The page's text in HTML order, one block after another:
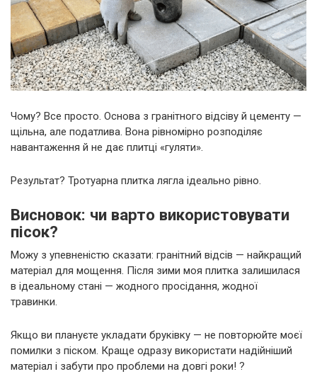
Чому? Все просто. Основа з гранітного відсіву й цементу —
щільна, але податлива. Вона рівномірно розподіляє
навантаження й не дає плитці «гуляти».
Результат? Тротуарна плитка лягла ідеально рівно.
Висновок: чи варто використовувати
пісок?
Можу з упевненістю сказати: гранітний відсів — найкращий
матеріал для мощення. Після зими моя плитка залишилася
в ідеальному стані — жодного просідання, жодної
травинки.
Якщо ви плануєте укладати бруківку — не повторюйте моєї
помилки з піском. Краще одразу використати надійніший
матеріал і забути про проблеми на довгі роки! ?